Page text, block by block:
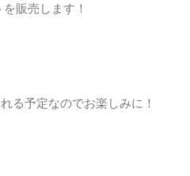
販売します！
る予定なのでお楽しみに！